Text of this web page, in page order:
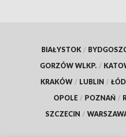
BIAŁYSTOK /
GORZÓW WLKP. /
KRAKÓW / LUBLIN /
OPOLE / POZNAŃ /
SZCZECIN /